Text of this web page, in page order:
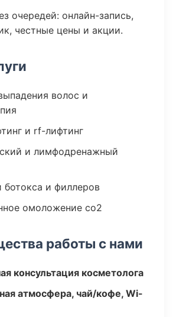
очередей: онлайн-запись,
честные цены и акции.
волос и
и rf-лифтинг
и лимфодренажный
ботокса и филлеров
омоложение co2
работы с нами
консультация косметолога
атмосфера, чай/кофе, Wi-